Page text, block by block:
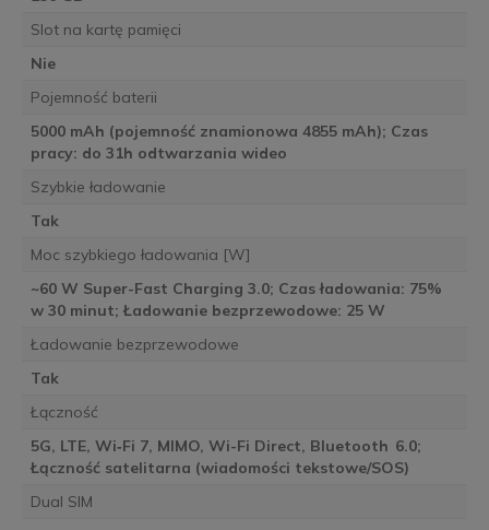
Slot na kartę pamięci
Nie
Pojemność baterii
5000 mAh (pojemność znamionowa 4855 mAh); Czas
pracy: do 31h odtwarzania wideo
Szybkie ładowanie
Tak
Moc szybkiego ładowania [W]
~60 W Super-Fast Charging 3.0; Czas ładowania: 75%
w 30 minut; Ładowanie bezprzewodowe: 25 W
Ładowanie bezprzewodowe
Tak
Łączność
5G, LTE, Wi‑Fi 7, MIMO, Wi-Fi Direct, Bluetooth 6.0;
Łączność satelitarna (wiadomości tekstowe/SOS)
Dual SIM